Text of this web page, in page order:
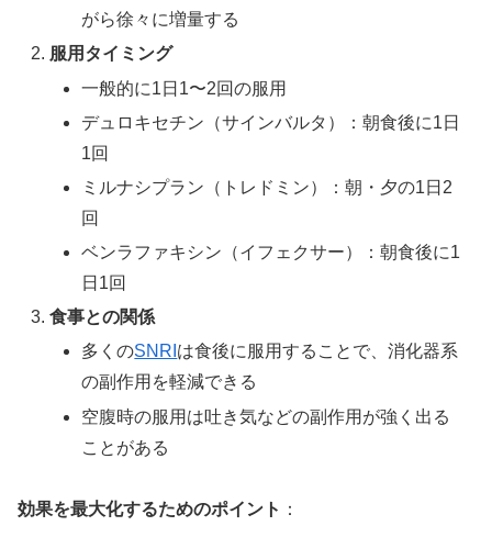
がら徐々に増量する
服用タイミング
一般的に1日1〜2回の服用
デュロキセチン（サインバルタ）：朝食後に1日
1回
ミルナシプラン（トレドミン）：朝・夕の1日2
回
ベンラファキシン（イフェクサー）：朝食後に1
日1回
食事との関係
多くのSNRI は食後に服用することで、消化器系
の副作用を軽減できる
空腹時の服用は吐き気などの副作用が強く出る
ことがある
効果を最大化するためのポイント ：